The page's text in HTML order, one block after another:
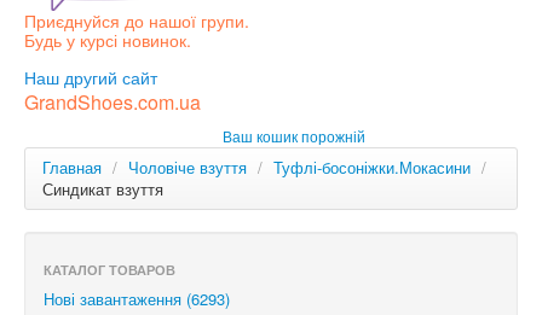
Вхід для покупця
РОС
Приєднуйся до нашої групи.
Будь у курсі новинок.
Наш другий сайт
GrandShoes.com.ua
Ваш кошик порожній
Главная / Чоловіче взуття / Туфлі-босоніжки.Мокасини /
Синдикат взуття
КАТАЛОГ ТОВАРОВ
Нові завантаження (6293)